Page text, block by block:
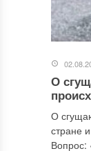
О
О
стране
Вопрос: